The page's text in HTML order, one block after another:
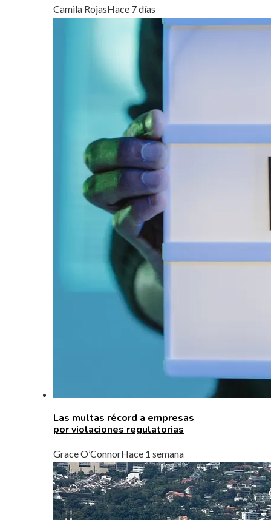
Camila RojasHace 7 días
Las multas récord a empresas
por violaciones regulatorias
Grace O’ConnorHace 1 semana